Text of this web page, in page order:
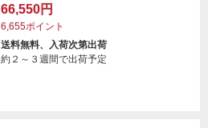
66,550円
6,655ポイント
送料無料、入荷次第出荷
約２～３週間で出荷予定